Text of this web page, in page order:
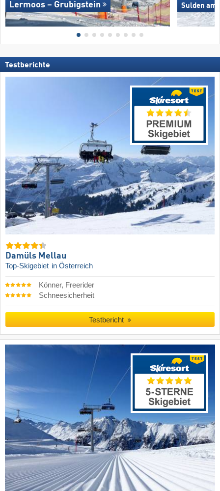
Lermoos – Grubigstein Sulden am
Testberichte
Damüls Mellau
Top-Skigebiet in Österreich
Könner, Freerider
Schneesicherheit
Testbericht